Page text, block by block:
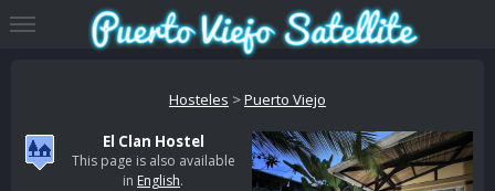
Hosteles >Puerto Viejo
El Clan Hostel
This page is also available
in English.